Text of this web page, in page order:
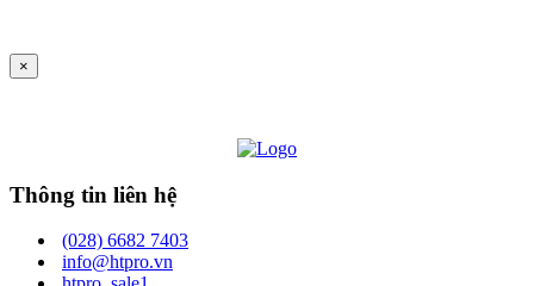
×
Thông tin liên hệ
(028) 6682 7403
info@htpro.vn